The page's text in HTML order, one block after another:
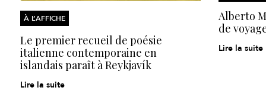
À L’AFFICHE
Le premier recueil de poésie
italienne contemporaine en
islandais paraît à Reykjavík
Lire la suite
Alberto
de
Lire la suite